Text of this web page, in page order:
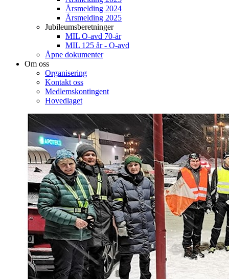
Årsmelding 2024
Årsmelding 2025
Jubileumsberetninger
MIL O-avd 70-år
MIL 125 år - O-avd
Åpne dokumenter
Om oss
Organisering
Kontakt oss
Medlemskontingent
Hovedlaget